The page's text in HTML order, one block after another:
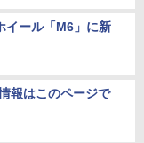
イール「M6」に新
報はこのページで